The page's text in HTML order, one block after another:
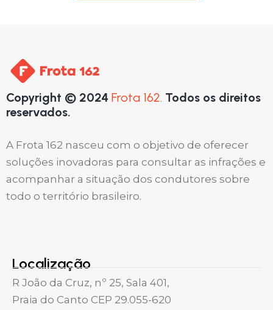
Copyright © 2024 Frota 162. Todos os direitos
reservados.
A Frota 162 nasceu com o objetivo de oferecer
soluções inovadoras para consultar as infrações e
acompanhar a situação dos condutores sobre
todo o território brasileiro.
Localização
R João da Cruz, nº 25, Sala 401,
Praia do Canto CEP 29.055-620